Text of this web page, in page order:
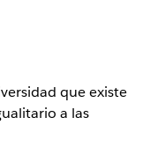
que existe
a las